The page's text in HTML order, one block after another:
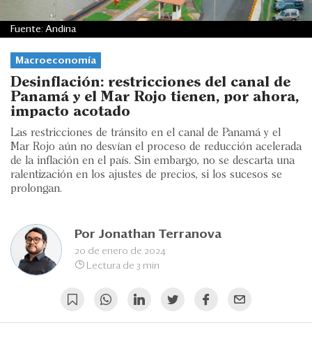
Economía y Finanzas
Legal y Política
Eventos
Blogs
Ranking CEO
Edición Impresa
Macroeconomía
Desinflación: restricciones del canal de
Panamá y el Mar Rojo tienen, por ahora,
impacto acotado
Las restricciones de tránsito en el canal de Panamá y el
Mar Rojo aún no desvían el proceso de reducción acelerada
de la inflación en el país. Sin embargo, no se descarta una
ralentización en los ajustes de precios, si los sucesos se
prolongan.
Por Jonathan Terranova
20 de enero de 2024
Lectura de 3 min
Fuente: Andina